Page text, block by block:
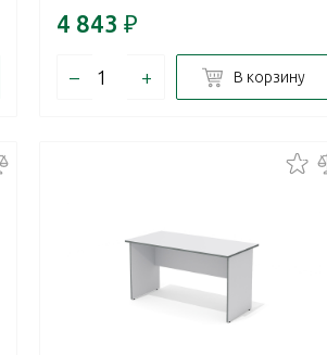
4 843 ₽
– + В корзину